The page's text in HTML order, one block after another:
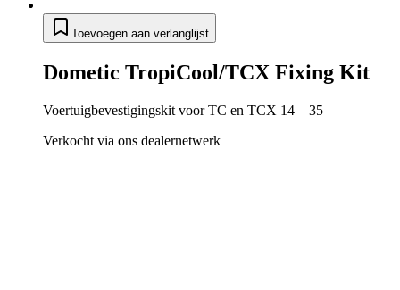
Toevoegen aan verlanglijst
Dometic TropiCool/TCX Fixing Kit
Voertuigbevestigingskit voor TC en TCX 14 – 35
Verkocht via ons dealernetwerk